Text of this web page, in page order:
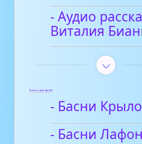
- Аудио
Виталия
Басни для детей
- Басни
- Басни